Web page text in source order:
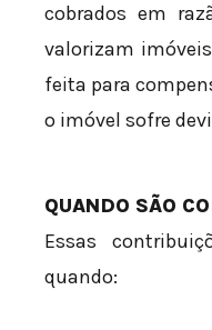
cobrados em
valorizam
feita para
o imóvel sofre
QUANDO SÃO
Essas
quando: